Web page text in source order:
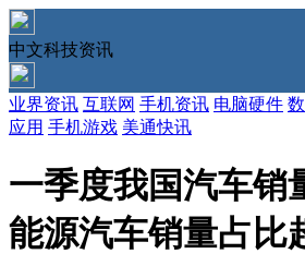
中文科技资讯
业界资讯 互联网 手机资讯 电脑硬件
应用 手机游戏 美通快讯
一季度我国汽车销
能源汽车销量占比